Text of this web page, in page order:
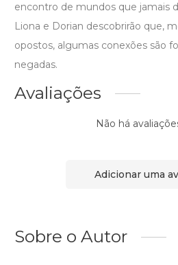
encontro de mundos que jamais
Liona e Dorian descobrirão que,
opostos, algumas conexões são
negadas.
Avaliações
Não há
Adicionar uma
Sobre o Autor